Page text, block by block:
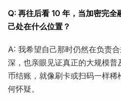
Q: 再往后看 10 年，当加密完全
己处在什么位置？
A: 我希望自己那时仍然在负责
深，也亲眼见证真正的大规模
币结账，就像刷卡或扫码一样
何怀疑。